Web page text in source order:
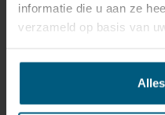
informatie die u aan ze
verzameld op basis van
ONS
Individuell
Lattenroste,
Sets fallen NICHT